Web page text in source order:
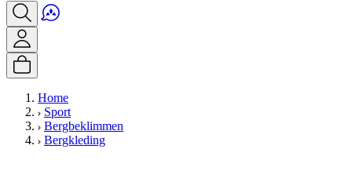
Home
Sport
Bergbeklimmen
Bergkleding